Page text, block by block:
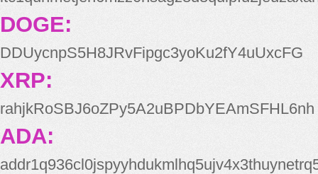
DOGE:
DDUycnpS5H8JRvFipgc3yoKu2fY4uUxcFG
XRP:
rahjkRoSBJ6oZPy5A2uBPDbYEAmSFHL6nh
ADA: